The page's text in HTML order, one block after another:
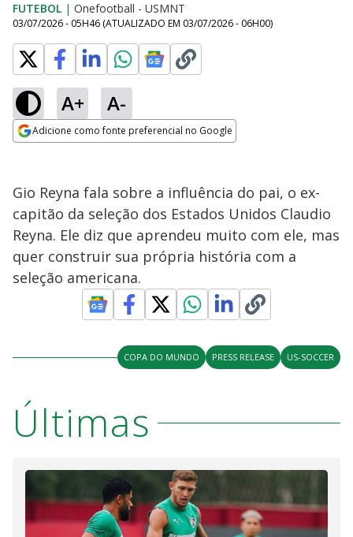
FUTEBOL | Onefootball - USMNT
03/07/2026 - 05H46 (ATUALIZADO EM 03/07/2026 - 06H00)
A+ A-
Adicione como fonte preferencial no Google
Gio Reyna fala sobre a influência do pai, o ex-
capitão da seleção dos Estados Unidos Claudio
Reyna. Ele diz que aprendeu muito com ele, mas
quer construir sua própria história com a
seleção americana.
COPA DO MUNDO PRESS RELEASE US-SOCCER
Últimas